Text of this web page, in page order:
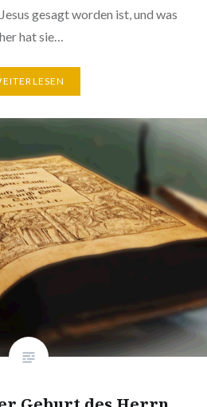
gesagt worden ist, und was
hat sie…